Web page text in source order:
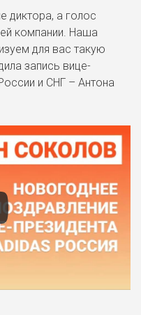
диктора, а голос
компании. Наша
для вас такую
запись вице-
и СНГ – Антона